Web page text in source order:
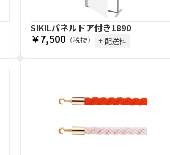
SIKILパネルドア付き1890
￥7,500 （税抜） + 配送料